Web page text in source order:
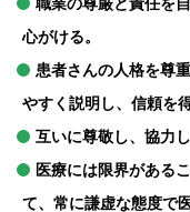
職業の尊厳と責任を
心がける。
患者さんの人格を尊
やすく説明し、信頼を
互いに尊敬し、協力
医療には限界がある
て、常に謙虚な態度で